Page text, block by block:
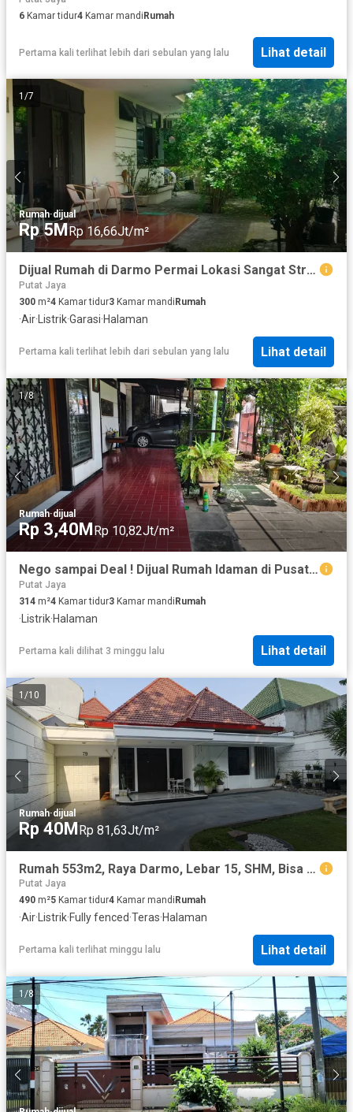
6 Kamar tidur4 Kamar mandiRumah
Pertama kali terlihat lebih dari sebulan yang lalu Lihat detail
1 /7
Rumah·dijual
Rp 5MRp 16,66Jt/m²
Dijual Rumah di Darmo Permai Lokasi Sangat Strategis dan Akses Mudah
Putat Jaya
300 m²4 Kamar tidur3 Kamar mandi Rumah
·Air·Listrik·Garasi·Halaman
Pertama kali terlihat lebih dari sebulan yang lalu Lihat detail
1/8
Rumah·dijual
Rp 3,40MRp 10,82Jt/m²
Nego sampai Deal ! Dijual Rumah Idaman di Pusat Kota Surabaya! Selangkah dari Ngagel
Putat Jaya
314 m²4 Kamar tidur3 Kamar mandiRumah
· Listrik·Halaman
Pertama kali dilihat 3 minggu lalu Lihat detail
1 /10
Rumah·dijual
Rp 40MRp 81,63Jt/m²
Rumah 553m2, Raya Darmo, Lebar 15, SHM, Bisa Buat Usaha dan investasi
Putat Jaya
490 m²5 Kamar tidur4 Kamar mandi Rumah
·Air·Listrik·Fully fenced·Teras·Halaman
Pertama kali terlihat minggu lalu Lihat detail
1 /8